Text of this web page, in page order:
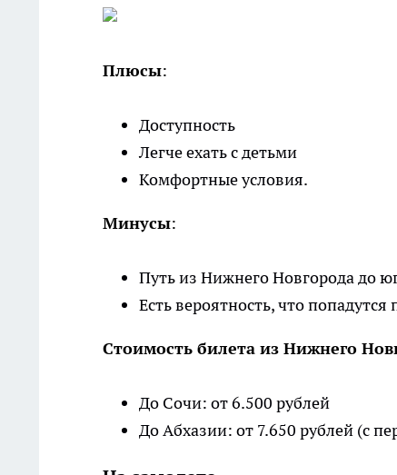
Плюсы:
Доступность
Легче ехать с детьми
Комфортные условия.
Минусы:
Путь из Нижнего Новгорода до
Есть вероятность, что
Стоимость билета из Нижнего
До Сочи: от 6.500 рублей
До Абхазии: от 7.650 рублей (с